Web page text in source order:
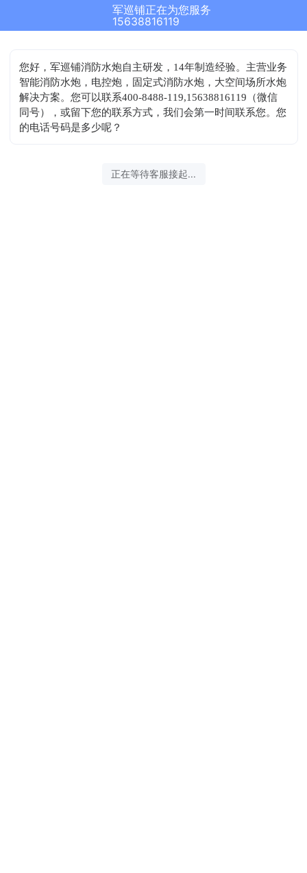
军巡铺正在为您服务
15638816119
您好，军巡铺消防水炮自主研发，14年制造经验。主营业务
智能消防水炮，电控炮，固定式消防水炮，大空间场所水炮
解决方案。您可以联系400-8488-119,15638816119（微信
同号），或留下您的联系方式，我们会第一时间联系您。您
的电话号码是多少呢？
正在等待客服接起...